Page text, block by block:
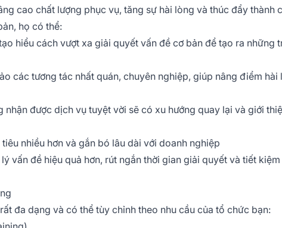
cao chất lượng phục vụ, tăng sự hài lòng và thúc đẩy thành
họ có thể:
hiểu cách vượt xa giải quyết vấn đề cơ bản để tạo ra những
các tương tác nhất quán, chuyên nghiệp, giúp nâng điểm hài
nhận được dịch vụ tuyệt vời sẽ có xu hướng quay lại và giới
nhiều hơn và gắn bó lâu dài với doanh nghiệp
vấn đề hiệu quả hơn, rút ngắn thời gian giải quyết và tiết kiệm
đa dạng và có thể tùy chỉnh theo nhu cầu của tổ chức bạn: